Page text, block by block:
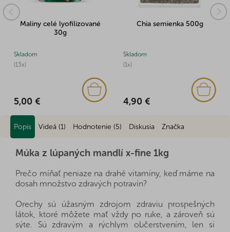
Maliny celé lyofilizované
30g
(13x)
Skladom
5,00 €
Chia semienka 500g
(1x)
Skladom
4,90 €
Popis Videá (1) Hodnotenie (5) Diskusia Značka
Múka z lúpaných mandlí x-fine 1kg
Prečo míňať peniaze na drahé vitamíny, keď máme na
dosah množstvo zdravých potravín?
Orechy sú úžasným zdrojom zdraviu prospešných
látok, ktoré môžete mať vždy po ruke, a zároveň sú
sýte. Sú zdravým a rýchlym občerstvením, len si